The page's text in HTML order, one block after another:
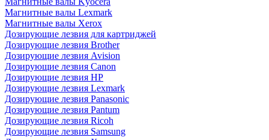
Магнитные валы Lexmark
Магнитные валы Xerox
Дозирующие лезвия для картриджей
Дозирующие лезвия Brother
Дозирующие лезвия Avision
Дозирующие лезвия Canon
Дозирующие лезвия HP
Дозирующие лезвия Lexmark
Дозирующие лезвия Panasonic
Дозирующие лезвия Pantum
Дозирующие лезвия Ricoh
Дозирующие лезвия Samsung